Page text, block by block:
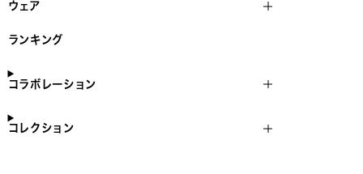
ウェア
ランキング
コラボレーション
コレクション